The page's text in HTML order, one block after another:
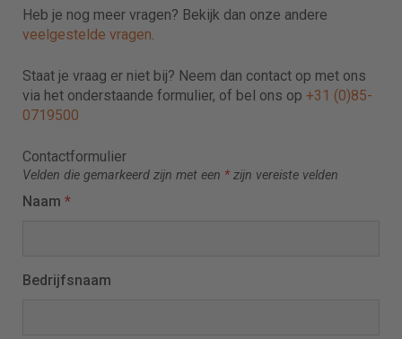
Heb je nog meer vragen? Bekijk dan onze andere
veelgestelde vragen.
Staat je vraag er niet bij? Neem dan contact op met ons
via het onderstaande formulier, of bel ons op +31 (0)85-
0719500
Contactformulier
Velden die gemarkeerd zijn met een * zijn vereiste velden
Naam *
Bedrijfsnaam